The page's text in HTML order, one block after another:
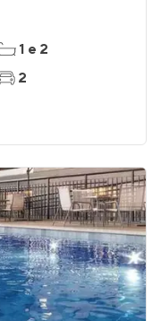
1 e 2
2